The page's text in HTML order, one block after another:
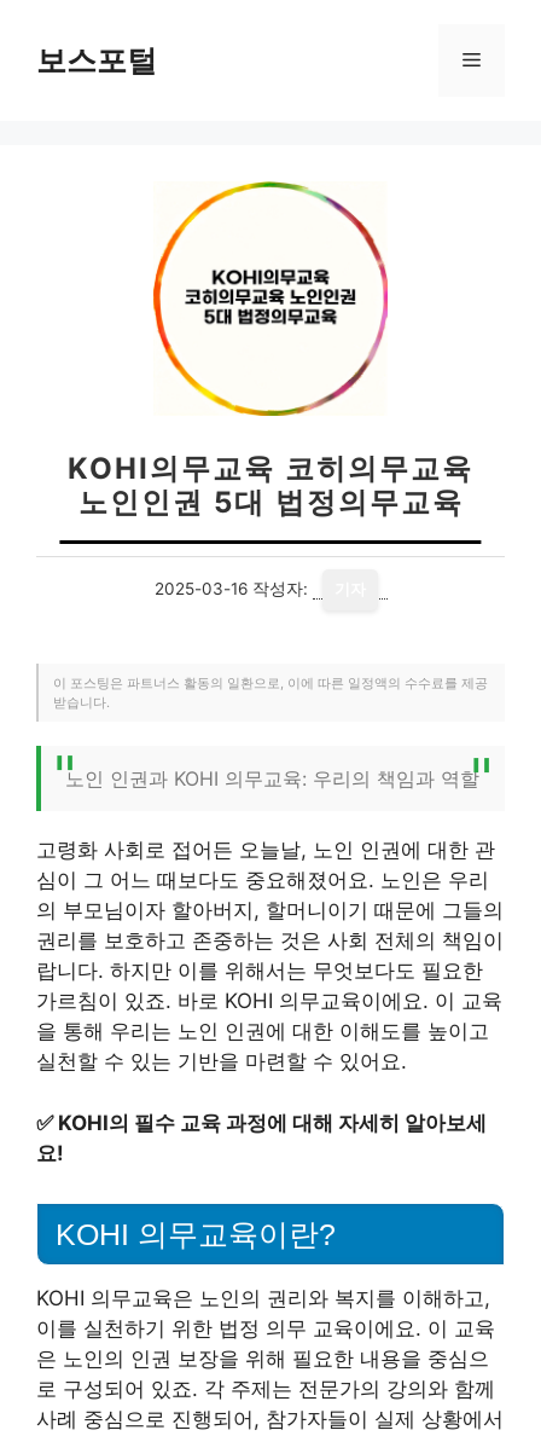
보스포털 메
KOHI의무교육 코히의무교육
노인인권 5대 법정의무교육
2025-03-16 작성자:
이 포스팅은 파트너스 활동의 일환으로, 이에 따른 일정액의 수수료를 제공
받습니다.
노인 인권과 KOHI 의무교육: 우리의 책임과 역할
고령화 사회로 접어든 오늘날, 노인 인권에 대한 관
심이 그 어느 때보다도 중요해졌어요. 노인은 우리
의 부모님이자 할아버지, 할머니이기 때문에 그들의
권리를 보호하고 존중하는 것은 사회 전체의 책임이
랍니다. 하지만 이를 위해서는 무엇보다도 필요한
가르침이 있죠. 바로 KOHI 의무교육이에요. 이 교육
을 통해 우리는 노인 인권에 대한 이해도를 높이고
실천할 수 있는 기반을 마련할 수 있어요.
✅ KOHI의 필수 교육 과정에 대해 자세히 알아보세
요!
KOHI 의무교육이란?
KOHI 의무교육은 노인의 권리와 복지를 이해하고,
이를 실천하기 위한 법정 의무 교육이에요. 이 교육
은 노인의 인권 보장을 위해 필요한 내용을 중심으
로 구성되어 있죠. 각 주제는 전문가의 강의와 함께
사례 중심으로 진행되어, 참가자들이 실제 상황에서